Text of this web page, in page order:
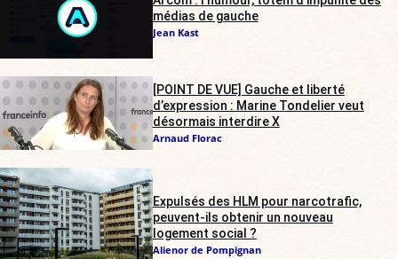
médias de gauche
Jean Kast
[POINT DE VUE] Gauche et liberté
d’expression : Marine Tondelier veut
désormais interdire X
Arnaud Florac
Expulsés des HLM pour narcotrafic,
peuvent-ils obtenir un nouveau
logement social ?
Alienor de Pompignan